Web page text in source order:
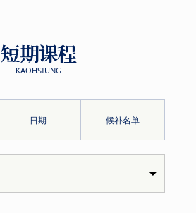
短期课程
KAOHSIUNG
日期 候补名单